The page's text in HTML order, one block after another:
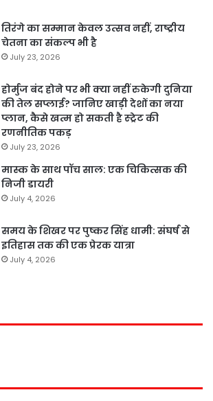
तिरंगे का सम्मान केवल उत्सव नहीं, राष्ट्रीय
चेतना का संकल्प भी है
July 23, 2026
होर्मुज बंद होने पर भी क्या नहीं रुकेगी दुनिया
की तेल सप्लाई? जानिए खाड़ी देशों का नया
प्लान, कैसे खत्म हो सकती है स्ट्रेट की
रणनीतिक पकड़
July 23, 2026
मास्क के साथ पॉच साल: एक चिकित्सक की
निजी डायरी
July 4, 2026
समय के शिखर पर पुष्कर सिंह धामी: संघर्ष से
इतिहास तक की एक प्रेरक यात्रा
July 4, 2026